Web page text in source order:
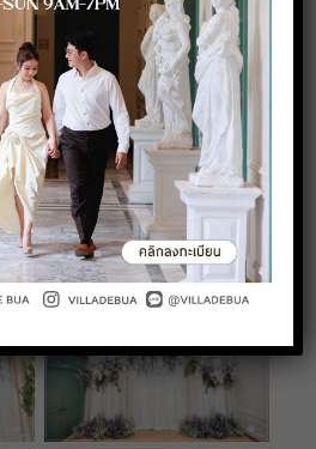
Purple wedding will never go out
is dreamy and romantic that